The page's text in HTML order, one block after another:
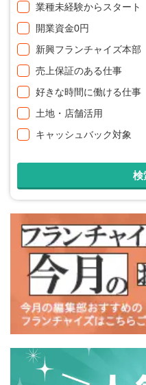
業種未経験からスタート
開業資金0円
新興フランチャイズ本部
売上保証のある仕事
好きな時間に働ける仕事
土地・店舗活用
キャッシュバック対象